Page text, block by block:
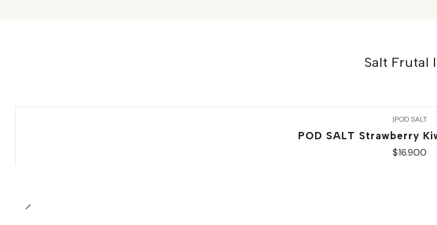
Salt Frutal
|POD SALT
POD SALT Strawberry
$16.900